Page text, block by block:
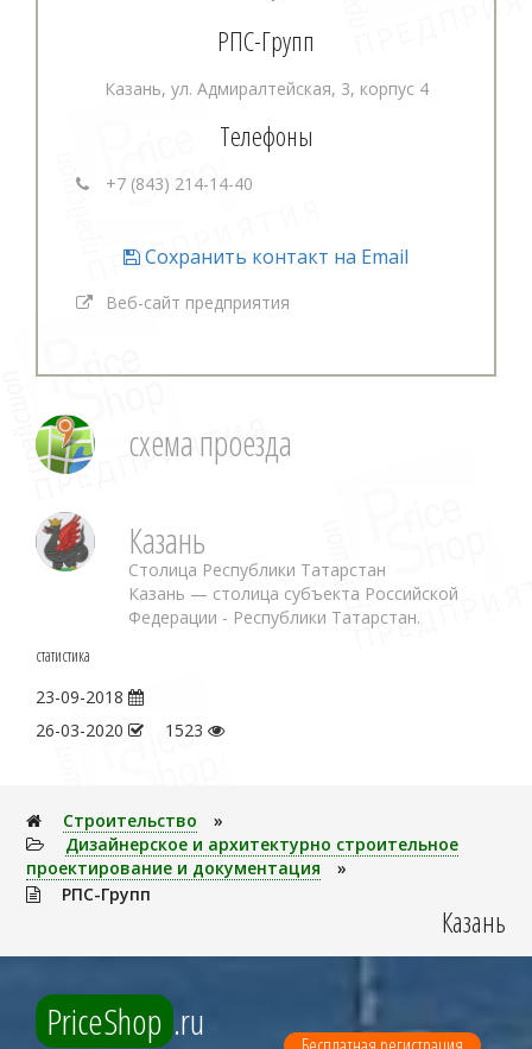
РПС-Групп
Казань, ул. Адмиралтейская, 3, корпус 4
Телефоны
+7 (843) 214-14-40
Сохранить контакт на Email
Веб-сайт предприятия
схема проезда
Казань
Столица Республики Татарстан
Казань — столица субъекта Российской
Федерации - Республики Татарстан.
статистика
23-09-2018
26-03-2020
1523
Строительство
»
Дизайнерское и архитектурно строительное
проектирование и документация
»
РПС-Групп
Казань
PriceShop .ru